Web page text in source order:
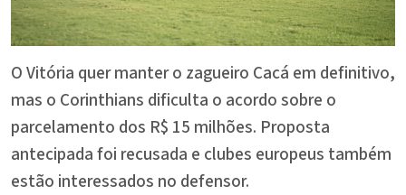
O Vitória quer manter o zagueiro Cacá em definitivo,
mas o Corinthians dificulta o acordo sobre o
parcelamento dos R$ 15 milhões. Proposta
antecipada foi recusada e clubes europeus também
estão interessados no defensor.